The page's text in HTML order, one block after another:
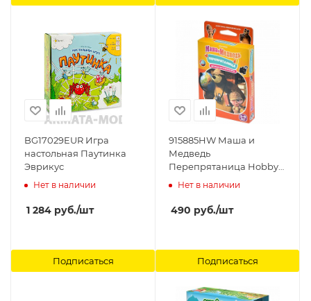
BG17029EUR Игра
настольная Паутинка
Эврикус
Нет в наличии
1 284 руб./шт
Подписаться
915885HW Маша и
Медведь
Перепрятаница Hobby
World
Нет в наличии
490 руб./шт
Подписаться